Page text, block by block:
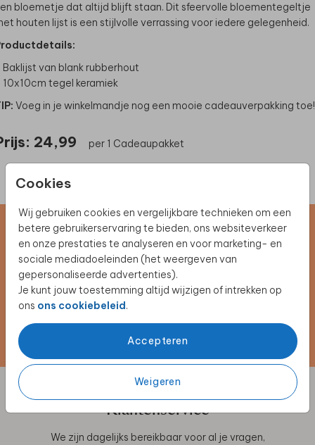
Cookies
Wij gebruiken cookies en vergelijkbare technieken om een
betere gebruikerservaring te bieden, ons websiteverkeer
en onze prestaties te analyseren en voor marketing- en
sociale mediadoeleinden (het weergeven van
gepersonaliseerde advertenties).
Je kunt jouw toestemming altijd wijzigen of intrekken op
ons ons cookiebeleid.
Accepteren
Weigeren
bloemetje dat altijd blijft staan. Dit sfeervolle bloementegeltje
houten lijst is een stijlvolle verrassing voor iedere gelegenheid.
van blank rubberhout
tegel keramiek
Voeg in je winkelmandje nog een mooie cadeauverpakking toe!
24,99 per 1 Cadeaupakket
Schrijf je in voor de nieuwsbrief
Blijf op de hoogte van alle nieuwe producten, (win)acties en
unieke samenwerkingen!
Schrijf je nu in
Klantenservice
We zijn dagelijks bereikbaar voor al je vragen,